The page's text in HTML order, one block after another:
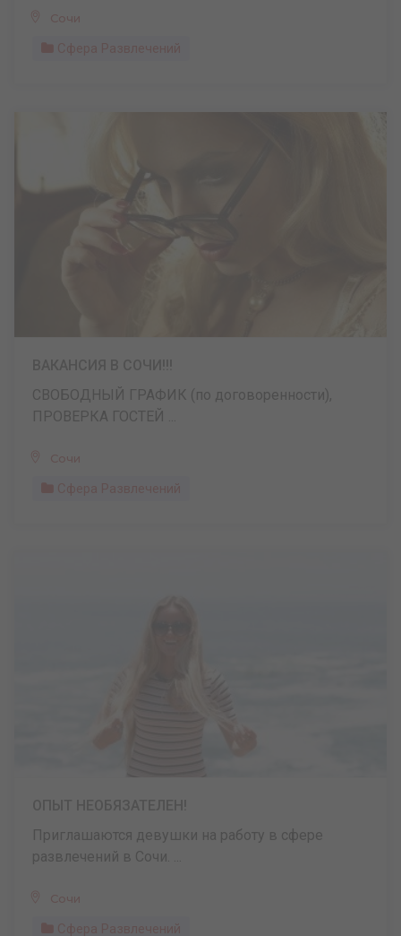
Сочи
Сфера Развлечений
СВОБОДНЫЙ ГРАФИК (по договоренности),
ПРОВЕРКА ГОСТЕЙ ...
Сочи
Сфера Развлечений
Приглашаются девушки на работу в сфере
развлечений в Сочи. ...
Сочи
Сфера Развлечений